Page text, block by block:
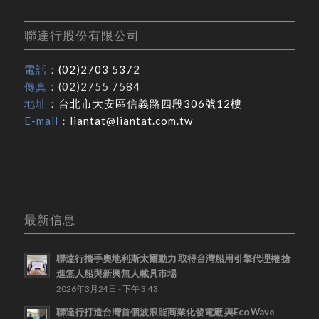
聯達行股份有限公司
電話 ： (02)2703 5372
傳真 ：(02)2755 7584
地址 ： 台北市大安區信義路四段306號12樓
E-mail ： liantat@liantat.com.tw
最新信息
聯達行攜手奧地利斯太爾動力 取得台灣船用引擎代理權 搶
進無人船與新興無人載具市場
2026年3月24日 - 下午 3:43
聯達行打造台灣首個波浪能商業化發電廠 與Eco Wave